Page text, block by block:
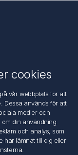
cookies
vår webbplats för att
Dessa används för att
medier och
din användning
och analys, som
har lämnat till dig eller